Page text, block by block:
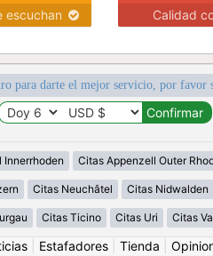
escuchan Calidad
para darte el mejor servicio, por favor
Innerrhoden Citas Appenzell Outer
Citas Neuchâtel Citas Nidwalden
Citas Ticino Citas Uri Citas
Estafadores Tienda